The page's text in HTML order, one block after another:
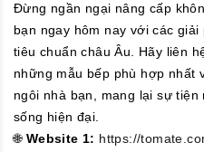
Đừng ngần ngại nâng cấp
bạn ngay hôm nay với các
tiêu chuẩn châu Âu. Hãy liên
những mẫu bếp phù hợp nhất
ngôi nhà bạn, mang lại sự
sống hiện đại.
🌐 Website 1: https://